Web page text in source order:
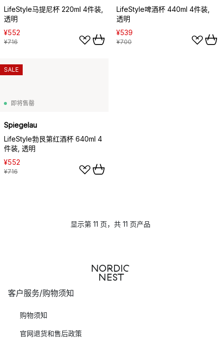
LifeStyle马提尼杯 220ml 4件装,
透明
¥552
¥716
LifeStyle啤酒杯 440ml 4件装,
透明
¥539
¥700
即将售罄
Spiegelau
LifeStyle勃艮第红酒杯 640ml 4
件装, 透明
¥552
¥716
SALE
显示第 11 页，共 11 页产品
客户服务/购物须知
购物须知
官网退货和售后政策